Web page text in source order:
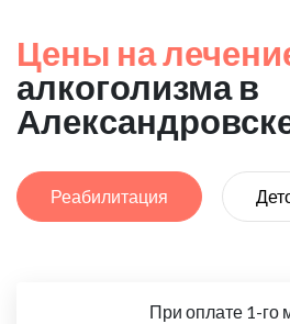
Цены на
алкоголизма в
Реабилитация
При оплате 1-го